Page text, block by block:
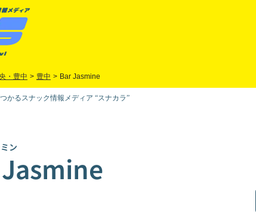
・豊中 > 豊中 > Bar Jasmine
かるスナック情報メディア “スナカラ”
ン